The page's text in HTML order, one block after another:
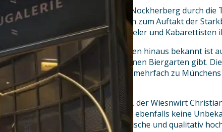
Bundesweit bekannt wurde der Nockherberg durch die
alljährlichen „Derbleckens“, wenn zum Auftakt der
Bühne durch bekannte Schauspieler und Kabarettisten
In der Stadt und über ihre Grenzen hinaus bekannt ist
Nockherberg einen wunderschönen Biergarten gibt.
Tageszeitung haben ihn bereits mehrfach zu
gewählt.
Die neuen Betreiber des Hauses, der Wiesnwirt
Gastronom Florian Lechner, sind ebenfalls keine
beide größten Wert auf authentische und qualitativ